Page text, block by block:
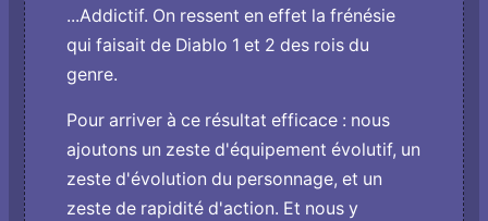
...Addictif. On ressent en effet la frénésie
qui faisait de Diablo 1 et 2 des rois du
genre.
Pour arriver à ce résultat efficace : nous
ajoutons un zeste d'équipement évolutif, un
zeste d'évolution du personnage, et un
zeste de rapidité d'action. Et nous y